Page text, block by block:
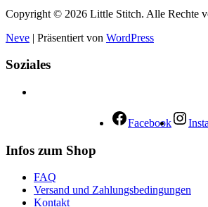
Copyright © 2026 Little Stitch. Alle Rechte
Neve | Präsentiert von WordPress
Soziales
Facebook
Infos zum Shop
FAQ
Versand und Zahlungsbedingungen
Kontakt